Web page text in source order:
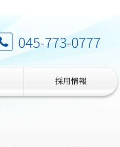
045-773-0777
採用情報